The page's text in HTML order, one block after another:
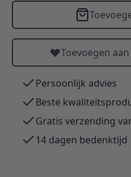
Toevoegen
Persoonlijk advies
Beste
Gratis verzending
14 dagen bedenktijd